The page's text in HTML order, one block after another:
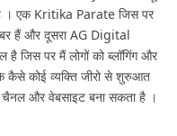
। एक Kritika Parate जिस पर
हैं और दूसरा AG Digital
जिस पर मैं लोगों को ब्लॉगिंग और
कैसे कोई व्यक्ति जीरो से शुरुआत
और वेबसाइट बना सकता है ।